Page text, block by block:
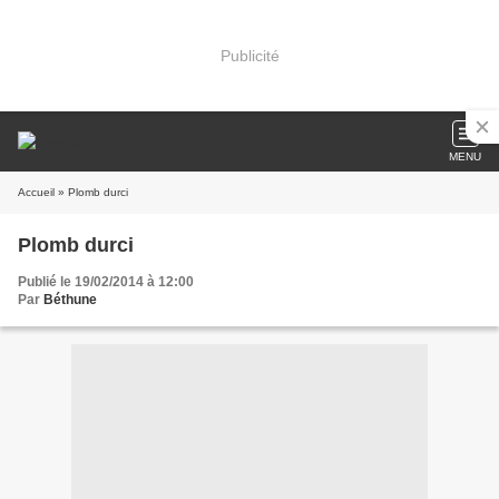
Publicité
MENU
Accueil » Plomb durci
Plomb durci
Publié le 19/02/2014 à 12:00
Par Béthune